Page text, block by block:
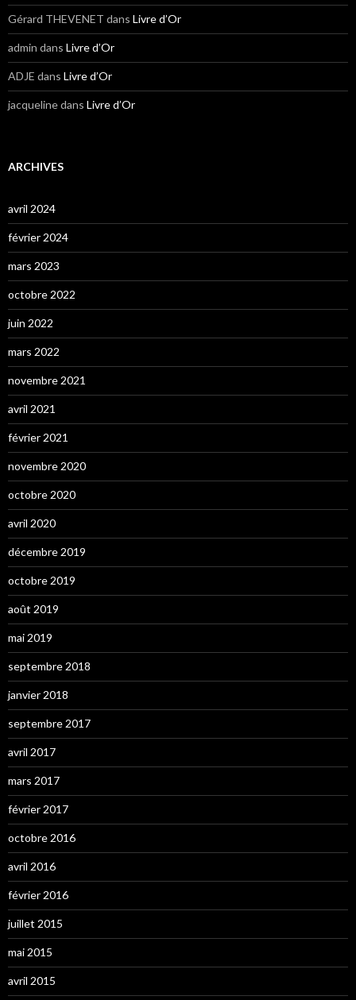
Gérard THEVENET dans Livre d’Or
admin dans Livre d’Or
ADJE dans Livre d’Or
jacquelinedans Livre d’Or
ARCHIVES
avril 2024
février 2024
mars 2023
octobre 2022
juin 2022
mars 2022
novembre 2021
avril 2021
février 2021
novembre 2020
octobre 2020
avril 2020
décembre 2019
octobre 2019
août 2019
mai 2019
septembre 2018
janvier 2018
septembre 2017
avril 2017
mars 2017
février 2017
octobre 2016
avril 2016
février 2016
juillet 2015
mai 2015
avril 2015